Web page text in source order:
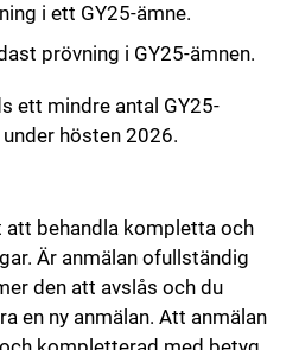
i ett GY25-ämne.
prövning i GY25-ämnen.
ett mindre antal GY25-
hösten 2026.
att behandla kompletta och
Är anmälan ofullständig
den att avslås och du
en ny anmälan. Att anmälan